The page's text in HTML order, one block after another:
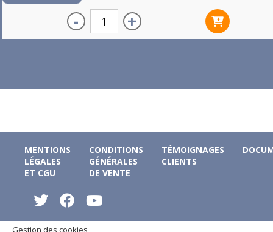
- +
MENTIONS
LÉGALES
ET CGU
CONDITIONS
GÉNÉRALES
DE VENTE
TÉMOIGNAGES
CLIENTS
Gestion des cookies